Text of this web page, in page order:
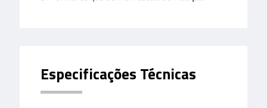
Especificações Técnicas